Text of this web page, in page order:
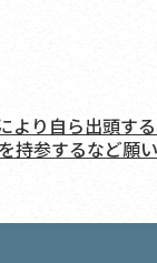
り自ら出頭す
を持参するなど願い